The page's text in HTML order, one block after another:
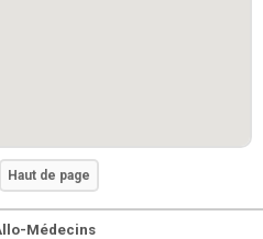
Haut de page
Médecins